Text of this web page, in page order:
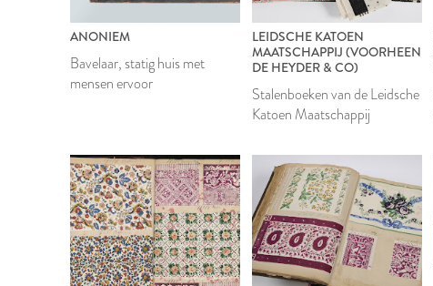
ANONIEM
Bavelaar, statig huis met
mensen ervoor
LEIDSCHE KATOEN
MAATSCHAPPIJ (VOORHEEN
DE HEYDER & CO)
Stalenboeken van de Leidsche
Katoen Maatschappij